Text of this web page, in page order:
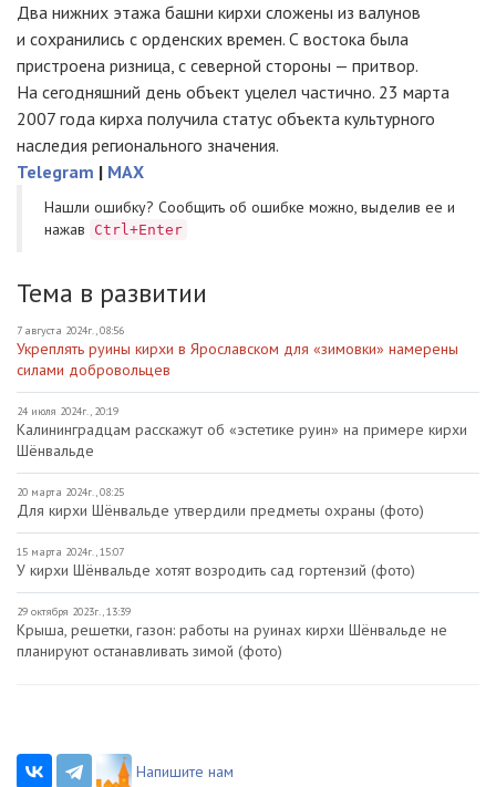
Два нижних этажа башни кирхи сложены из валунов
и сохранились с орденских времен. С востока была
пристроена ризница, с северной стороны — притвор.
На сегодняшний день объект уцелел частично. 23 марта
2007 года кирха получила статус объекта культурного
наследия регионального значения.
Telegram | MAX
Нашли ошибку? Cообщить об ошибке можно, выделив ее и
нажав
Ctrl+Enter
Тема в развитии
7 августа 2024г., 08:56
Укреплять руины кирхи в Ярославском для «зимовки» намерены
силами добровольцев
24 июля 2024г., 20:19
Калининградцам расскажут об «эстетике руин» на примере кирхи
Шёнвальде
20 марта 2024г., 08:25
Для кирхи Шёнвальде утвердили предметы охраны (фото)
15 марта 2024г., 15:07
У кирхи Шёнвальде хотят возродить сад гортензий (фото)
29 октября 2023г., 13:39
Крыша, решетки, газон: работы на руинах кирхи Шёнвальде не
планируют останавливать зимой (фото)
Напишите нам